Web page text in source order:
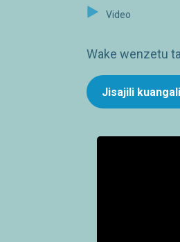
Video
Wake wenzetu
Jisajili